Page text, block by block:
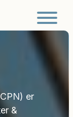
er
&